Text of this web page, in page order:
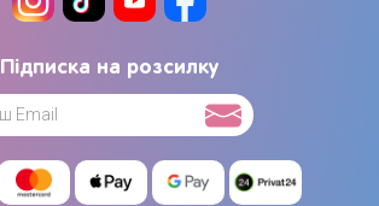
Підписка на розсилку